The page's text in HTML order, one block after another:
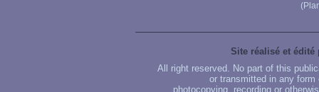
Site réalisé et édité
All right reserved. No part of this
or transmitted in any
photocopying, recording or